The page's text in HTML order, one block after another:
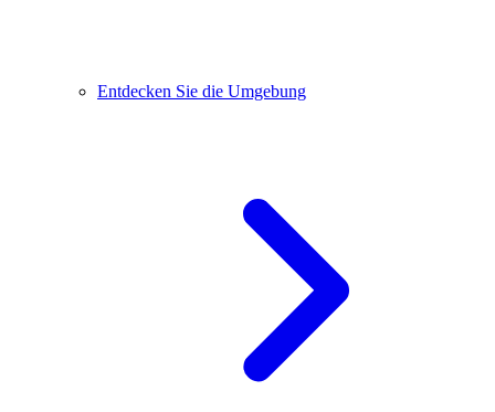
Entdecken Sie die Umgebung